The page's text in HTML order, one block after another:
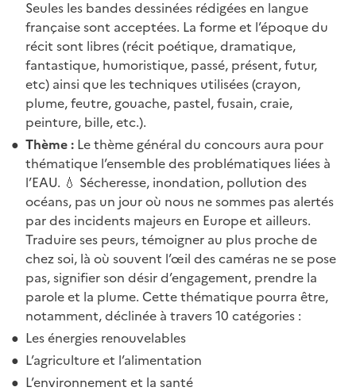
Seules les bandes dessinées rédigées en langue
française sont acceptées. La forme et l’époque du
récit sont libres (récit poétique, dramatique,
fantastique, humoristique, passé, présent, futur,
etc) ainsi que les techniques utilisées (crayon,
plume, feutre, gouache, pastel, fusain, craie,
peinture, bille, etc.).
Thème : Le thème général du concours aura pour
thématique l’ensemble des problématiques liées à
l’EAU. 💧 Sécheresse, inondation, pollution des
océans, pas un jour où nous ne sommes pas alertés
par des incidents majeurs en Europe et ailleurs.
Traduire ses peurs, témoigner au plus proche de
chez soi, là où souvent l’œil des caméras ne se pose
pas, signifier son désir d’engagement, prendre la
parole et la plume. Cette thématique pourra être,
notamment, déclinée à travers 10 catégories :
Les énergies renouvelables
L’agriculture et l’alimentation
L’environnement et la santé